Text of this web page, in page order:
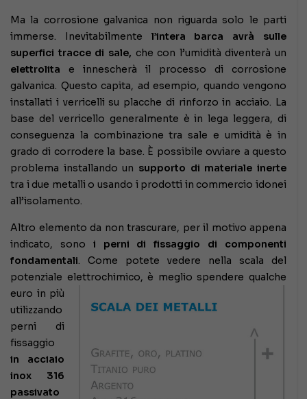
Ma la corrosione galvanica non riguarda solo le parti
immerse. Inevitabilmente l’intera barca avrà sulle
superfici tracce di sale, che con l’umidità diventerà un
elettrolita e innescherà il processo di corrosione
galvanica. Questo capita, ad esempio, quando vengono
installati i verricelli su placche di rinforzo in acciaio. La
base del verricello generalmente è in lega leggera, di
conseguenza la combinazione tra sale e umidità è in
grado di corrodere la base. È possibile ovviare a questo
problema installando un supporto di materiale inerte
tra i due metalli o usando i prodotti in commercio idonei
all’isolamento.
Altro elemento da non trascurare, per il motivo appena
indicato, sono i perni di fissaggio di componenti
fondamentali. Come potete vedere nella scala del
potenziale elettrochimico, è meglio spendere qualche
euro in più
utilizzando
perni di
fissaggio
in acciaio
inox 316
passivato